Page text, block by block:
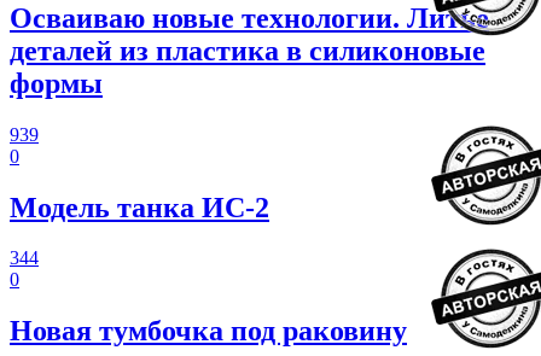
Осваиваю новые технологии. Литье
деталей из пластика в силиконовые
формы
939
0
Модель танка ИС-2
344
0
Новая тумбочка под раковину